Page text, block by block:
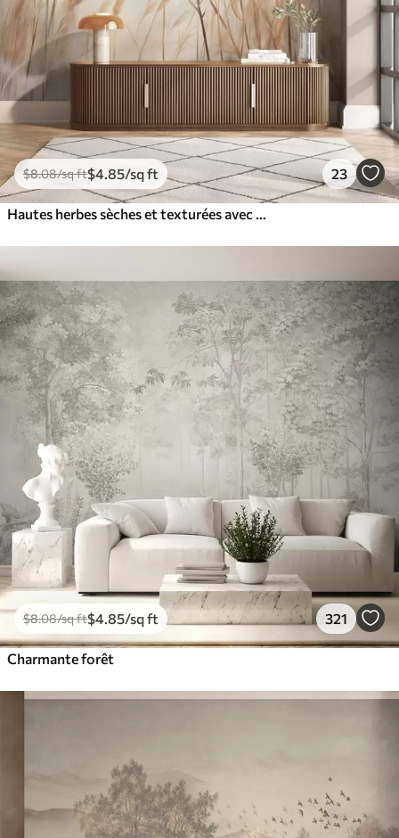
$8.08/sq ft$4 .85/sq ft 23
$8.08/sq ft$4 .85/sq ft 321
Charmante forêt